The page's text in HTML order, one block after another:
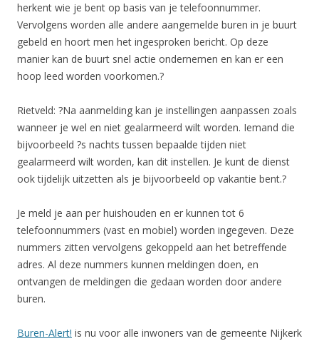
herkent wie je bent op basis van je telefoonnummer.
Vervolgens worden alle andere aangemelde buren in je buurt
gebeld en hoort men het ingesproken bericht. Op deze
manier kan de buurt snel actie ondernemen en kan er een
hoop leed worden voorkomen.?
Rietveld: ?Na aanmelding kan je instellingen aanpassen zoals
wanneer je wel en niet gealarmeerd wilt worden. Iemand die
bijvoorbeeld ?s nachts tussen bepaalde tijden niet
gealarmeerd wilt worden, kan dit instellen. Je kunt de dienst
ook tijdelijk uitzetten als je bijvoorbeeld op vakantie bent.?
Je meld je aan per huishouden en er kunnen tot 6
telefoonnummers (vast en mobiel) worden ingegeven. Deze
nummers zitten vervolgens gekoppeld aan het betreffende
adres. Al deze nummers kunnen meldingen doen, en
ontvangen de meldingen die gedaan worden door andere
buren.
Buren-Alert! is nu voor alle inwoners van de gemeente Nijkerk